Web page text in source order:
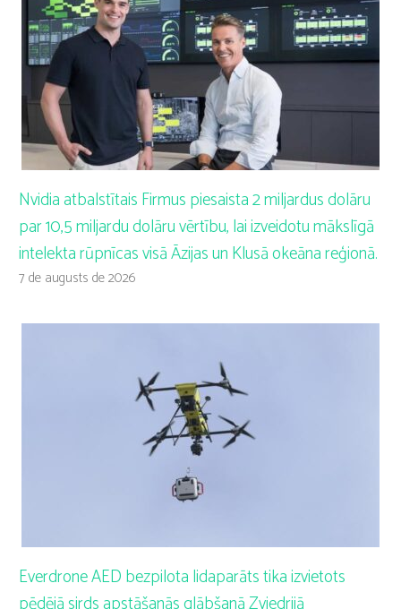
Nvidia atbalstītais Firmus piesaista 2 miljardus dolāru
par 10,5 miljardu dolāru vērtību, lai izveidotu mākslīgā
intelekta rūpnīcas visā Āzijas un Klusā okeāna reģionā.
7 de augusts de 2026
Everdrone AED bezpilota lidaparāts tika izvietots